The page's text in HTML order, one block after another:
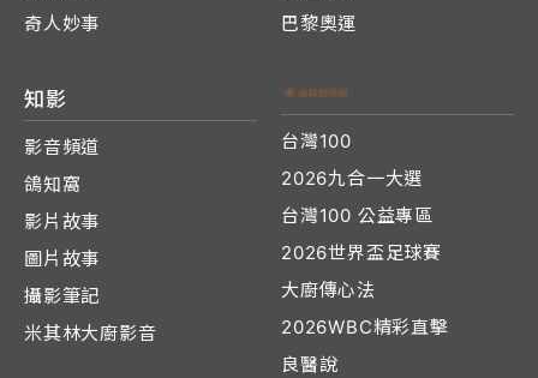
奇人妙事
巴黎奧運
知影
影音頻道
鴿知窩
影片故事
圖片故事
攝影筆記
米其林大廚影音
台灣100
2026九合一大選
台灣100 公益專區
2026世界盃足球賽
大廚傳心法
2026WBC精彩直擊
良醫說